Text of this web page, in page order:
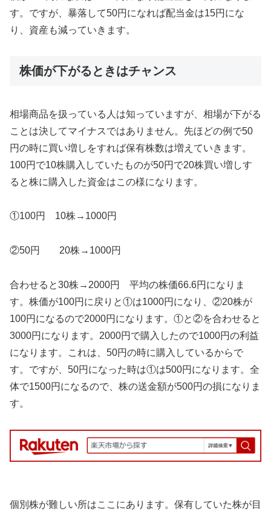
す。ですが、暴落して50円になれば配当金は15円にな
り、資産も減っていきます。
株価が下がるときはチャンス
相場商品を扱っている人は知っていますが、相場が下がる
ことは決してマイナスではありません。先ほどの例で50
円の時に買い増しをすれば保有株数は増えていきます。
100円で10株購入していたものが50円で20株買い増しす
ると株に購入した資金はこの様になります。
①100円 10株→1000円
②50円 20株→1000円
合わせると30株→2000円 平均の株価66.6円になりま
す。株価が100円に戻りと①は1000円になり、②20株が
100円になるので2000円になります。①と②を合わせると
3000円になります。2000円で購入したので1000円の利益
になります。これは、50円の時に購入しているからで
す。ですが、50円になった時は①は500円になります。全
体で1500円になるので、株の送金額が500円の損になりま
す。
個別株が難しい所はここにあります。保有していた株が目